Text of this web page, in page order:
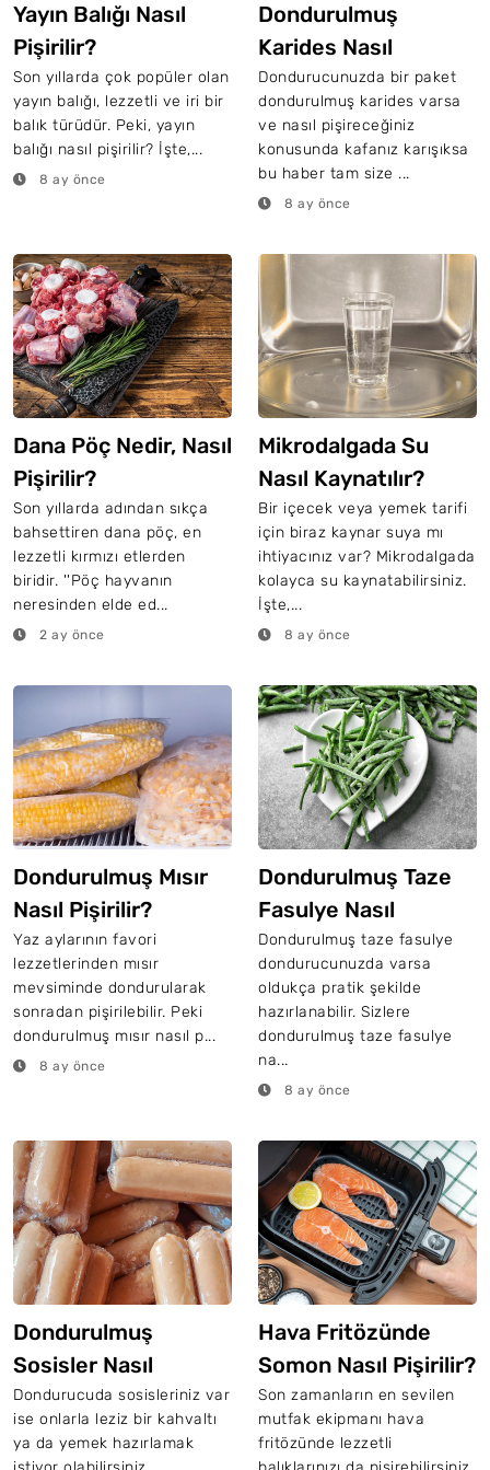
Yayın Balığı Nasıl
Pişirilir?
Son yıllarda çok popüler olan
yayın balığı, lezzetli ve iri bir
balık türüdür. Peki, yayın
balığı nasıl pişirilir? İşte,...
8 ay önce
Dondurulmuş
Karides Nasıl
Pişirilir?
Dondurucunuzda bir paket
dondurulmuş karides varsa
ve nasıl pişireceğiniz
konusunda kafanız karışıksa
bu haber tam size ...
8 ay önce
Dana Pöç Nedir, Nasıl
Pişirilir?
Son yıllarda adından sıkça
bahsettiren dana pöç, en
lezzetli kırmızı etlerden
biridir. ''Pöç hayvanın
neresinden elde ed...
2 ay önce
Mikrodalgada Su
Nasıl Kaynatılır?
Bir içecek veya yemek tarifi
için biraz kaynar suya mı
ihtiyacınız var? Mikrodalgada
kolayca su kaynatabilirsiniz.
İşte,...
8 ay önce
Dondurulmuş Mısır
Nasıl Pişirilir?
Yaz aylarının favori
lezzetlerinden mısır
mevsiminde dondurularak
sonradan pişirilebilir. Peki
dondurulmuş mısır nasıl p...
8 ay önce
Dondurulmuş Taze
Fasulye Nasıl
Pişirilir?
Dondurulmuş taze fasulye
dondurucunuzda varsa
oldukça pratik şekilde
hazırlanabilir. Sizlere
dondurulmuş taze fasulye
na...
8 ay önce
Dondurulmuş
Sosisler Nasıl
Pişirilir?
Dondurucuda sosisleriniz var
ise onlarla leziz bir kahvaltı
ya da yemek hazırlamak
Hava Fritözünde
Somon Nasıl Pişirilir?
Son zamanların en sevilen
mutfak ekipmanı hava
fritözünde lezzetli